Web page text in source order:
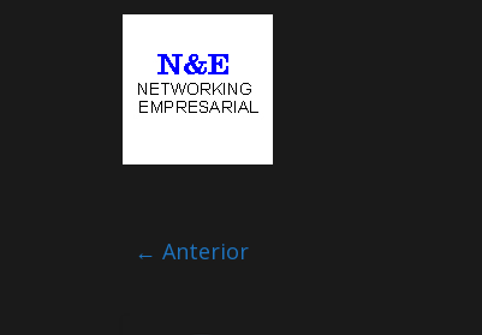
← Anterior